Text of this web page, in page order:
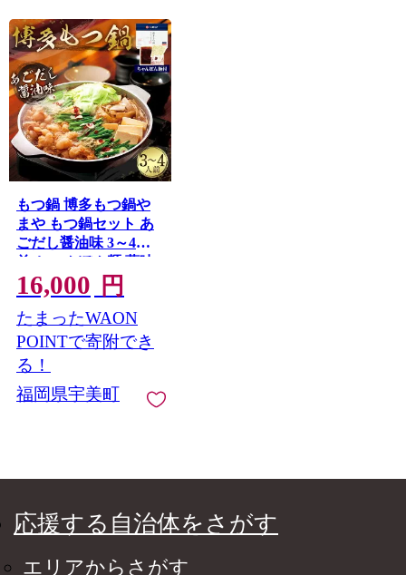
もつ鍋 博多もつ鍋や
まや もつ鍋セット あ
ごだし醤油味 3～4人
前 ちゃんぽん麺 薬味
付 [やまやコミュニケ
ーションズ 福岡県 宇
美町 um40azo860005]
もつ鍋セット モツ鍋
国産 牛もつ 牛モツ 牛
ホルモン
16,000 円
たまったWAON
POINTで寄附でき
る！
福岡県宇美町
応援する自治体をさがす
エリアからさがす